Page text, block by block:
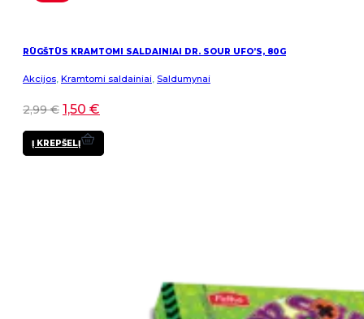
RŪGŠTŪS KRAMTOMI SALDAINIAI DR. SOUR UFO’S, 80G
Akcijos, Kramtomi saldainiai, Saldumynai
2,99€ 1,50 €
Į KREPŠELĮ